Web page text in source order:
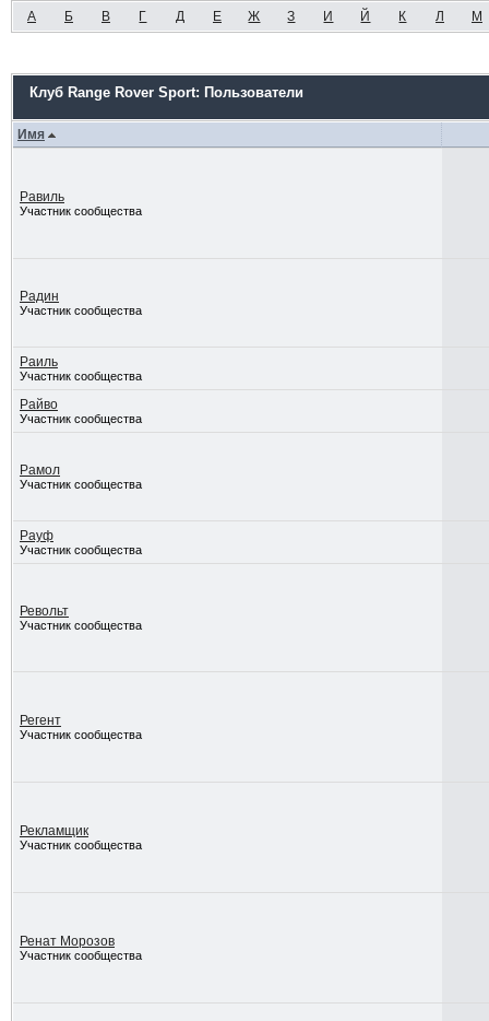
А Б В Г Д Е Ж З И Й К Л М
Клуб Range Rover Sport: Пользователи
Имя
Равиль
Участник сообщества
Радин
Участник сообщества
Раиль
Участник сообщества
Райво
Участник сообщества
Рамол
Участник сообщества
Рауф
Участник сообщества
Револьт
Участник сообщества
Регент
Участник сообщества
Рекламщик
Участник сообщества
Ренат Морозов
Участник сообщества